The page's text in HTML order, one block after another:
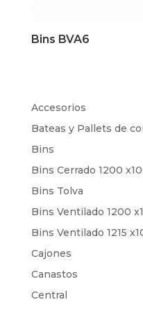
Bins BVA6
Accesorios
Bateas y Pallets de
Bins
Bins Cerrado 1200
Bins Tolva
Bins Ventilado 1200
Bins Ventilado 1215
Cajones
Canastos
Central